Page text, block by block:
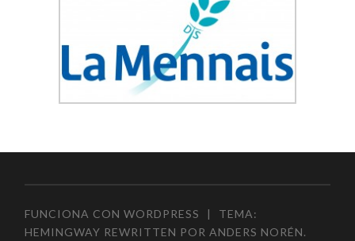
FUNCIONA CON WORDPRESS |
TEMA:
HEMINGWAY REWRITTEN PORANDERS NORÉN.